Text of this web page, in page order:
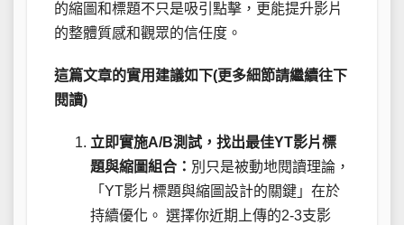
的縮圖和標題不只是吸引點擊，更能提升影片
的整體質感和觀眾的信任度。
這篇文章的實用建議如下(更多細節請繼續往下
閱讀)
立即實施A/B測試，找出最佳YT影片標
題與縮圖組合： 別只是被動地閱讀理論，
「YT影片標題與縮圖設計的關鍵」在於
持續優化。 選擇你近期上傳的2-3支影